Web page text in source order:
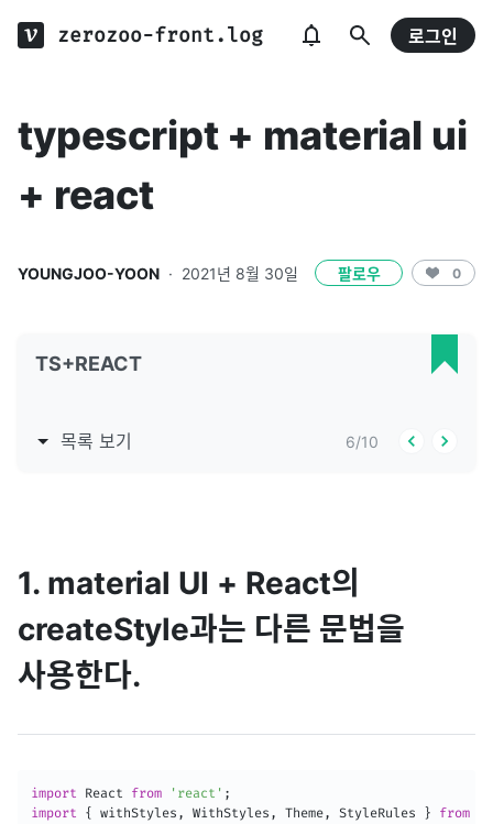
zerozoo-front.log 로그인
typescript + material ui
+ react
YOUNGJOO-YOON · 2021년 8월 30일 팔로우 0
TS+REACT
목록 보기 6/10
1. material UI + React의
createStyle과는 다른 문법을
사용한다.
import React from 'react' ;
import
{ withStyles , WithStyles , Theme, StyleRules } from